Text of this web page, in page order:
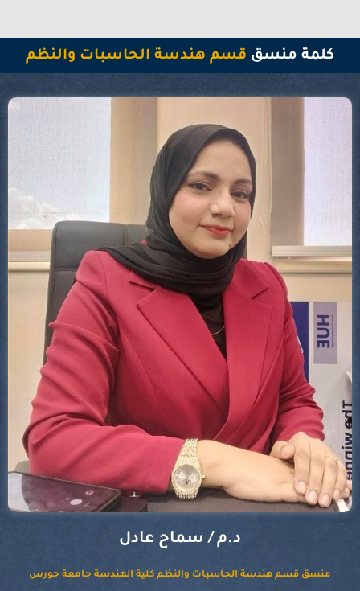
كلمة منسق قسم هندسة الحاسبات والنظم
د.م / سماح عادل
منسق قسم هندسة الحاسبات والنظم كلية الهندسة جامعة حورس